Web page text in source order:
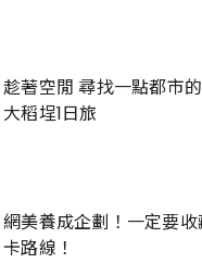
趁著空閒 尋找一點都市
大稻埕1日旅
網美養成企劃！一定要
卡路線！